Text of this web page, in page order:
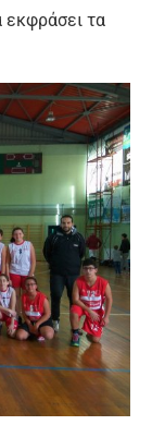
εκφράσει τα